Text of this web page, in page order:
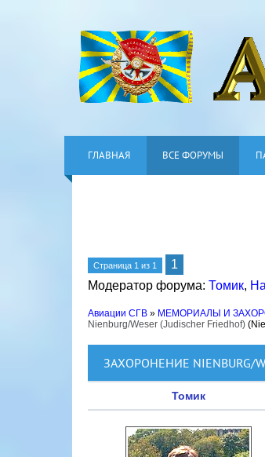
ГЛАВНАЯ ВСЕ ФОРУМЫ
Страница 1 из 1
1
Модератор форума: Томик,
Авиации СГВ » МЕМОРИАЛЫ И
Nienburg/Weser (Judischer Friedhof)
ЗАХОРОНЕНИЕ NIENBURG/
Томик